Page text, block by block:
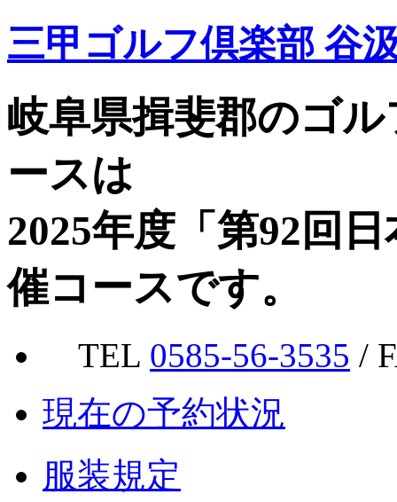
三甲ゴルフ倶楽部 谷
岐阜県揖斐郡のゴ
ースは
2025年度「第92回
催コースです。
TEL 0585-56-3535 /
現在の予約状況
服装規定